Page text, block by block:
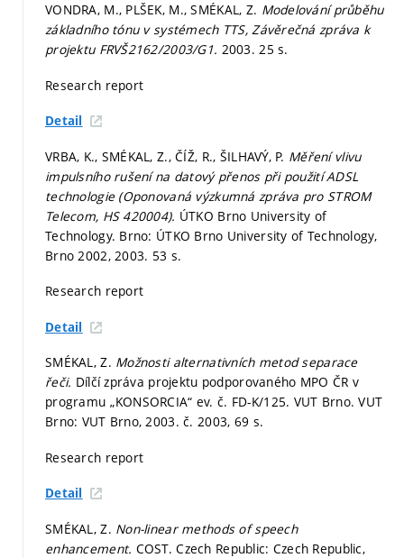
VONDRA, M., PLŠEK, M., SMÉKAL, Z. Modelování průběhu
základního tónu v systémech TTS, Závěrečná zpráva k
projektu FRVŠ2162/2003/G1. 2003. 25 s.
Research report
Detail
VRBA, K., SMÉKAL, Z., ČÍŽ, R., ŠILHAVÝ, P. Měření vlivu
impulsního rušení na datový přenos při použití ADSL
technologie (Oponovaná výzkumná zpráva pro STROM
Telecom, HS 420004). ÚTKO Brno University of
Technology. Brno: ÚTKO Brno University of Technology,
Brno 2002, 2003. 53 s.
Research report
Detail
SMÉKAL, Z. Možnosti alternativních metod separace
řeči. Dílčí zpráva projektu podporovaného MPO ČR v
programu „KONSORCIA“ ev. č. FD-K/125. VUT Brno. VUT
Brno: VUT Brno, 2003. č. 2003, 69 s.
Research report
Detail
SMÉKAL, Z. Non-linear methods of speech
enhancement. COST. Czech Republic: Czech Republic,